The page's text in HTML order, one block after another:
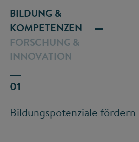
BILDUNG &
KOMPETENZEN
Bildungspotenziale fördern
FORSCHUNG &
INNOVATION